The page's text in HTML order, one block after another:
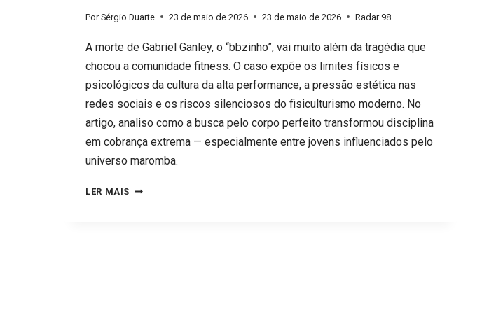
Por Sérgio Duarte 23 de maio de 2026 23 de maio de 2026 Radar 98
A morte de Gabriel Ganley, o “bbzinho”, vai muito além da tragédia que
chocou a comunidade fitness. O caso expõe os limites físicos e
psicológicos da cultura da alta performance, a pressão estética nas
redes sociais e os riscos silenciosos do fisiculturismo moderno. No
artigo, analiso como a busca pelo corpo perfeito transformou disciplina
em cobrança extrema — especialmente entre jovens influenciados pelo
universo maromba.
LER MAIS FALECIMENTO